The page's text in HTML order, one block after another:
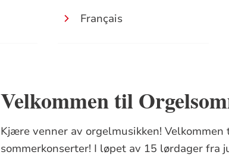
Français
Velkommen til
Kjære venner av orgelmusikken!
sommerkonserter! I løpet av 15 lørdager